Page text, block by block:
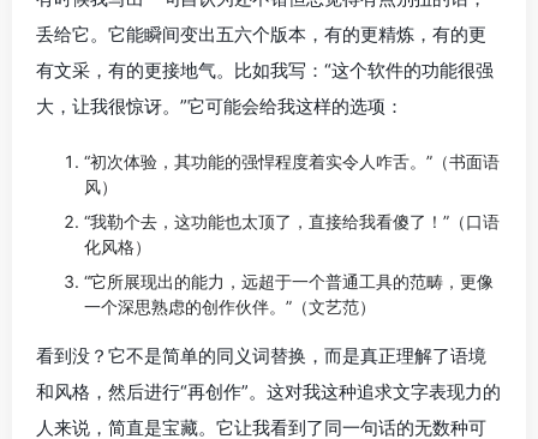
丢给它。它能瞬间变出五六个版本，有的更精炼，有的更
有文采，有的更接地气。比如我写：“这个软件的功能很强
大，让我很惊讶。”它可能会给我这样的选项：
“初次体验，其功能的强悍程度着实令人咋舌。”（书面语
风）
“我勒个去，这功能也太顶了，直接给我看傻了！”（口语
化风格）
“它所展现出的能力，远超于一个普通工具的范畴，更像
一个深思熟虑的创作伙伴。”（文艺范）
看到没？它不是简单的同义词替换，而是真正理解了语境
和风格，然后进行“再创作”。这对我这种追求文字表现力的
人来说，简直是宝藏。它让我看到了同一句话的无数种可